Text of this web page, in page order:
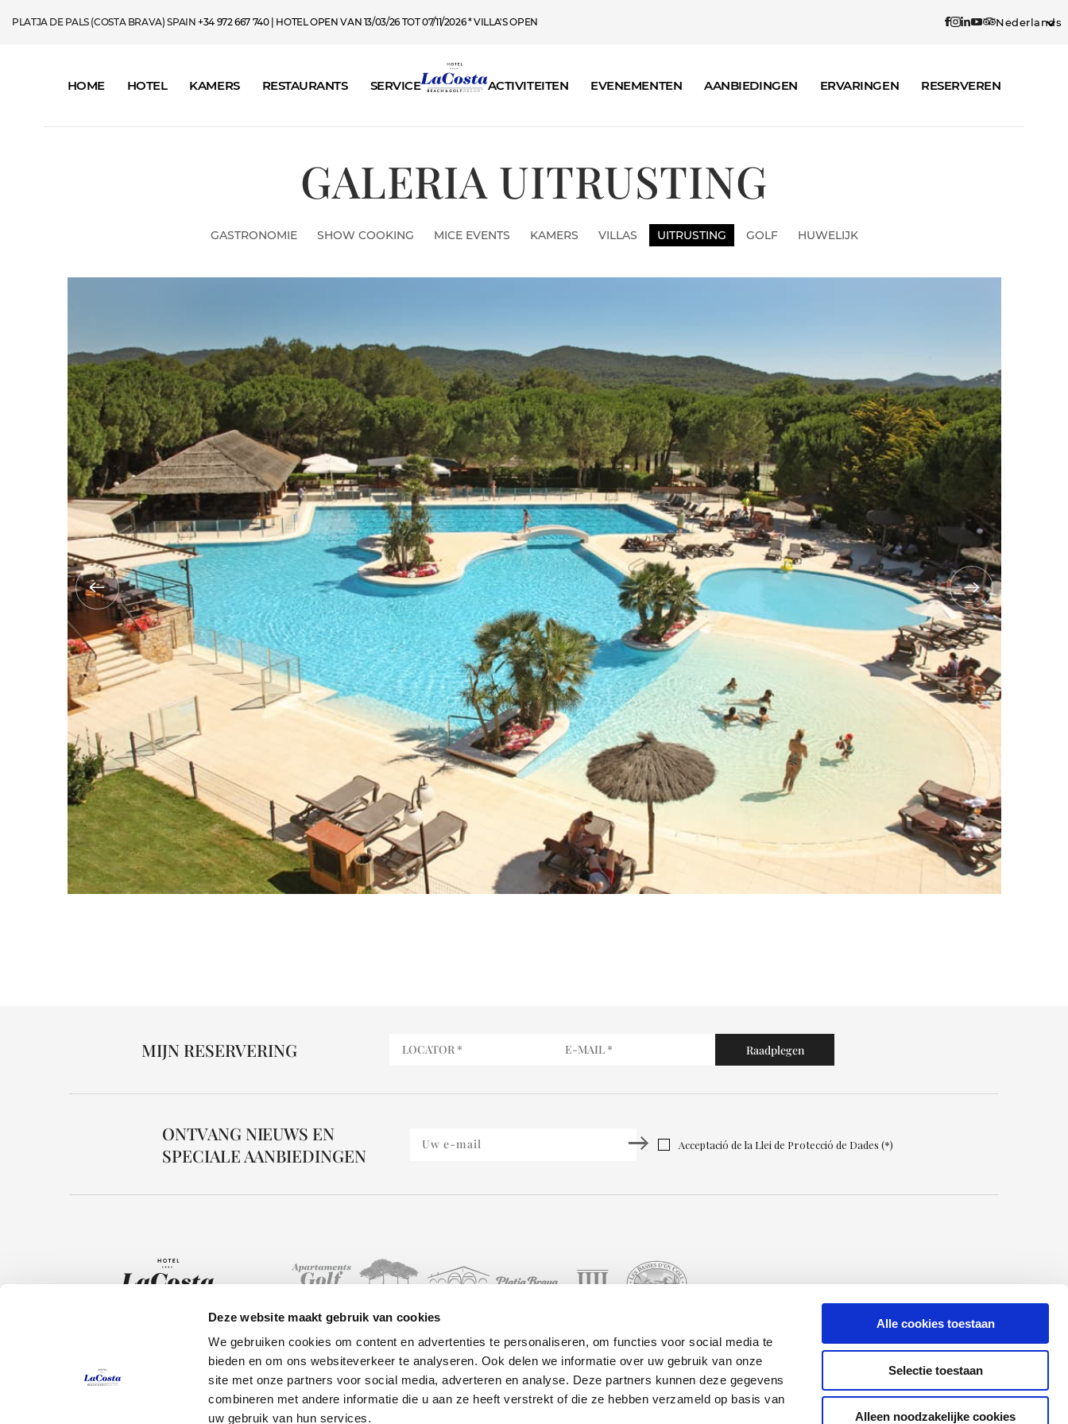
Deze website maakt gebruik van cookies
We gebruiken cookies om content en advertenties te personaliseren, om functies voor social media te
bieden en om ons websiteverkeer te analyseren. Ook delen we informatie over uw gebruik van onze
site met onze partners voor social media, adverteren en analyse. Deze partners kunnen deze gegevens
combineren met andere informatie die u aan ze heeft verstrekt of die ze hebben verzameld op basis van
uw gebruik van hun services.
Alle cookies toestaan
Selectie toestaan
Alleen noodzakelijke cookies
PLATJA DE PALS (COSTA BRAVA) SPAIN+34 972 667 740| HOTEL OPEN VAN 13/03/26 TOT 07/11/2026 * VILLA'S OPEN Nederlands
HOME HOTEL KAMERS RESTAURANTS SERVICE ACTIVITEITEN EVENEMENTEN AANBIEDINGEN ERVARINGEN RESERVEREN
GALERIA UITRUSTING
GASTRONOMIE SHOW COOKING MICE EVENTS KAMERS VILLAS UITRUSTING GOLF HUWELIJK
MIJN RESERVERING
ONTVANG NIEUWS EN
SPECIALE AANBIEDINGEN
Acceptació de la Llei de Protecció de Dades (*)
Carrer Arenals de Mar, 36 PALS
Hotel
Kamers
Activiteiten
Golf
Aanbiedingen
Galerij
Situatie
Contact
RESERVEREN
© 2024 Resort la Costa
Privacy Policy
Nota Legal